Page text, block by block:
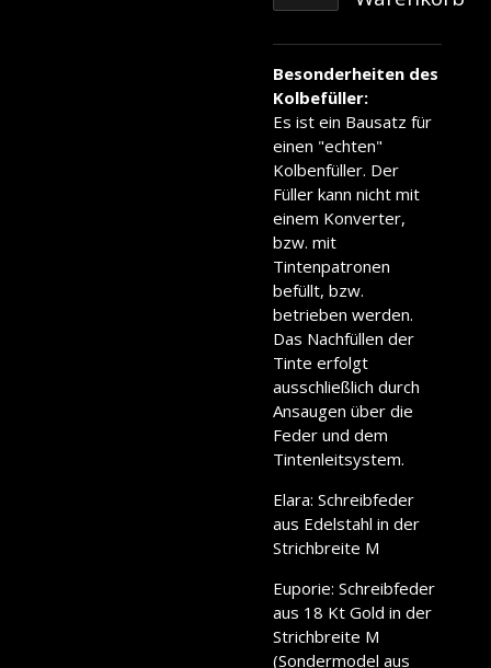
Besonderheiten des
Kolbefüller:
Es ist ein Bausatz für
einen "echten"
Kolbenfüller. Der
Füller kann nicht mit
einem Konverter,
bzw. mit
Tintenpatronen
befüllt, bzw.
betrieben werden.
Das Nachfüllen der
Tinte erfolgt
ausschließlich durch
Ansaugen über die
Feder und dem
Tintenleitsystem.
Elara: Schreibfeder
aus Edelstahl in der
Strichbreite M
Euporie: Schreibfeder
aus 18 Kt Gold in der
Strichbreite M
(Sondermodel aus